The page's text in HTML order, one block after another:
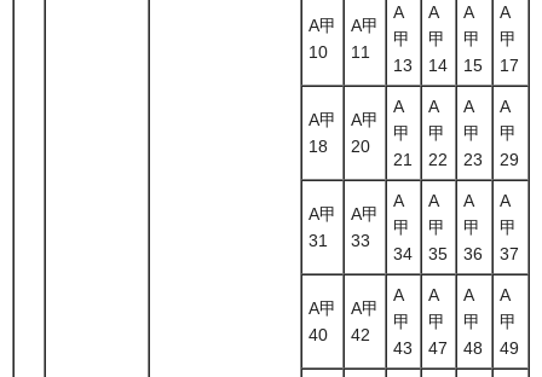
A甲
10
A甲
11
A
甲
13
A
甲
14
A
甲
15
A
甲
17
A甲
18
A甲
20
A
甲
21
A
甲
22
A
甲
23
A
甲
29
A甲
31
A甲
33
A
甲
34
A
甲
35
A
甲
36
A
甲
37
A甲
40
A甲
42
A
甲
43
A
甲
47
A
甲
48
A
甲
49